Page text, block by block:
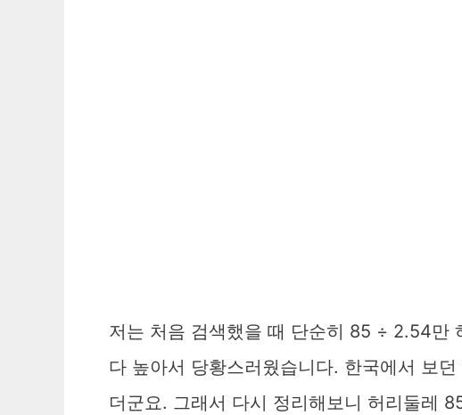
저는 처음 검색했을 때 단순히 85 ÷ 2.54만
다 높아서 당황스러웠습니다. 한국에서 보
더군요. 그래서 다시 정리해보니 허리둘레